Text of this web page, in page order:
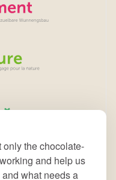
the chocolate-
and help us
and what needs a